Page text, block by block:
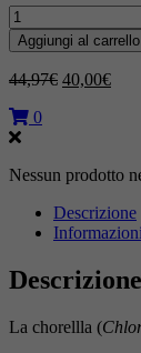
Chlorella
BIO
–
Alga
compresse
-
ricarica
200g
Energy
Snack
omaggio
Aggiungi al carrello
44,97€ Il
40,00€Il
0
Nessun prodotto
Descrizione
Descrizione
La chorellla (